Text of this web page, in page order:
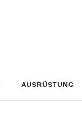
AUSRÜSTUNG